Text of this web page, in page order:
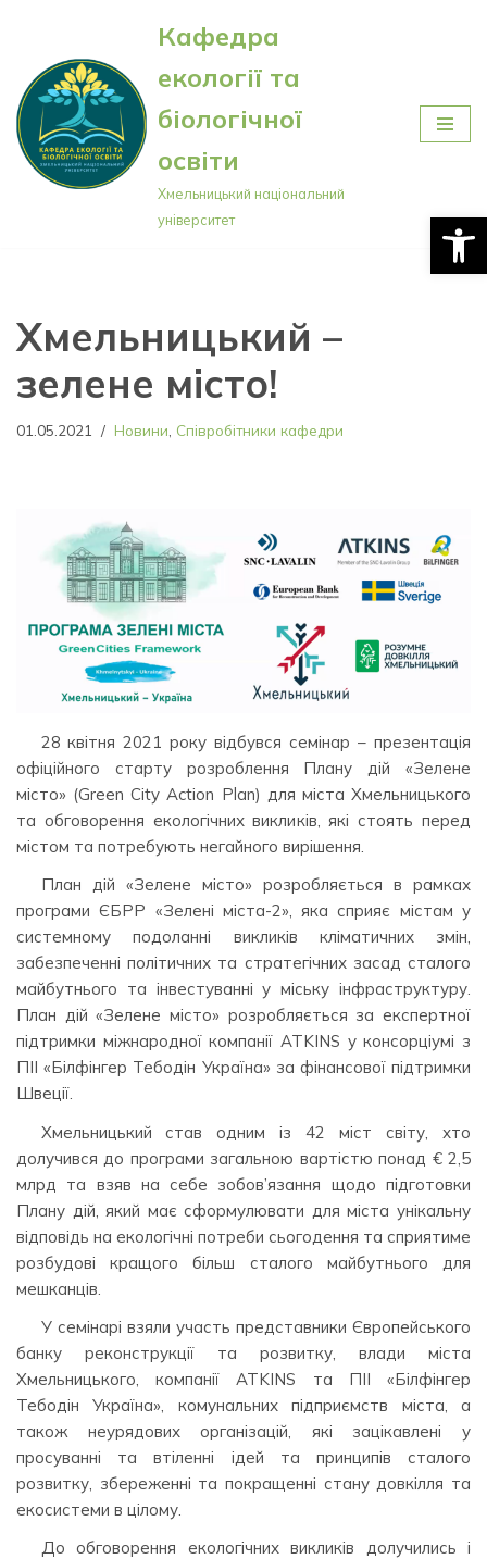
Перейти
до
вмісту
Кафедра
екології та
біологічної
освіти
Хмельницький національний
університет
Хмельницький –
зелене місто!
01.05.2021 Новини Співробітники кафедри
28 квітня 2021 року відбувся семінар – презентація
офіційного старту розроблення Плану дій «Зелене
місто» (Green City Action Plan) для міста Хмельницького
та обговорення екологічних викликів, які стоять перед
містом та потребують негайного вирішення.
План дій «Зелене місто» розробляється в рамках
програми ЄБРР «Зелені міста-2», яка сприяє містам у
системному подоланні викликів кліматичних змін,
забезпеченні політичних та стратегічних засад сталого
майбутнього та інвестуванні у міську інфраструктуру.
План дій «Зелене місто» розробляється за експертної
підтримки міжнародної компанії ATKINS у консорціумі з
ПІІ «Білфінгер Тебодін Україна» за фінансової підтримки
Швеції.
Хмельницький став одним із 42 міст світу, хто
долучився до програми загальною вартістю понад € 2,5
млрд та взяв на себе зобов’язання щодо підготовки
Плану дій, який має сформулювати для міста унікальну
відповідь на екологічні потреби сьогодення та сприятиме
розбудові кращого більш сталого майбутнього для
мешканців.
У семінарі взяли участь представники Європейського
банку реконструкції та розвитку, влади міста
Хмельницького, компанії ATKINS та ПІІ «Білфінгер
Тебодін Україна», комунальних підприємств міста, а
також неурядових організацій, які зацікавлені у
просуванні та втіленні ідей та принципів сталого
розвитку, збереженні та покращенні стану довкілля та
екосистеми в цілому.
До обговорення екологічних викликів долучились і